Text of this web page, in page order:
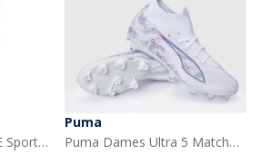
Puma Heren teamRISE Sports Performance Tops Blauw
Puma
Puma Dames Ultra 5 Match+ Brilliance FG/AG Stevig/Kunstgras Voetbalschoenen Puma White